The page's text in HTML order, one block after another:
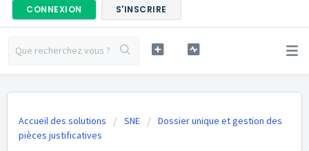
CONNEXION S'INSCRIRE
Accueil des solutions SNE
Dossier unique et gestion des
pièces justificatives